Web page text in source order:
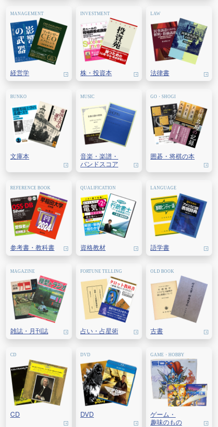
経営学 株・ 投資本 法律書
文庫本 音楽・ 楽譜・
バンドスコア
囲碁・ 将棋の本
参考書・教科書 資格教材 語学書
雑誌・ 月刊誌 占い・ 占星術 古書
CD DVD
ゲーム・
趣味のもの